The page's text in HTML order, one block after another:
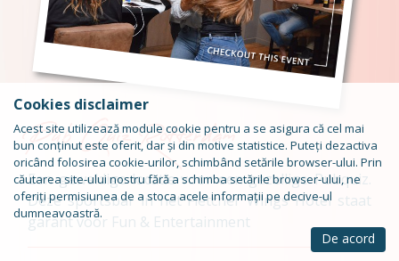
Pub Quiz Rotterdam
Een geweldige locatie voor een gezellige Pubquiz.
Deze sportsbar in het Fletcher Wings Hotel staat
garant voor Fun & Entertainment
Cookies disclaimer
Acest site utilizează module cookie pentru a se asigura că cel mai
bun conținut este oferit, dar și din motive statistice. Puteți dezactiva
oricând folosirea cookie-urilor, schimbând setările browser-ului. Prin
căutarea site-ului nostru fără a schimba setările browser-ului, ne
oferiți permisiunea de a stoca acele informații pe decive-ul
dumneavoastră.
De acord